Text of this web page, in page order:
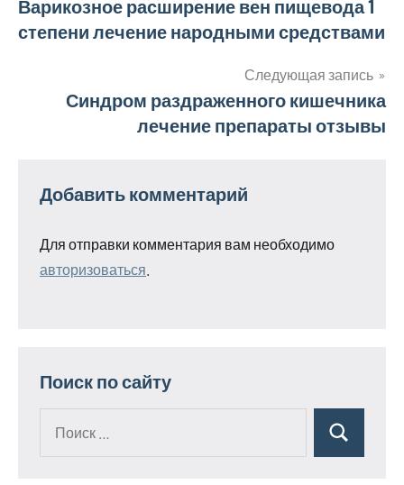
Навигация
по
Варикозное расширение вен пищевода 1
степени лечение народными средствами
Следующая запись
Синдром раздраженного кишечника
лечение препараты отзывы
Добавить комментарий
Для отправки комментария вам необходимо
авторизоваться
Поиск по сайту
Поиск